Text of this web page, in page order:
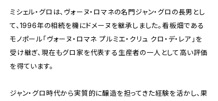
ミシェル・グロは、ヴォーヌ・ロマネの名門ジャン・グロの長男とし
て、1996年の相続を機にドメーヌを継承しました。看板畑である
モノポール「ヴォーヌ・ロマネ プルミエ・クリュ クロ・デ・レア」を
受け継ぎ、現在もグロ家を代表する生産者の一人として高い評価
を得ています。
ジャン・グロ時代から実質的に醸造を担ってきた経験を活かし、果